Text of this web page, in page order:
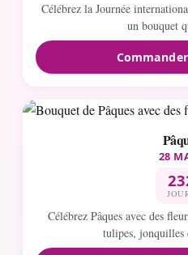
Célébrez la Journée
un bouquet
28
Célébrez Pâques avec des
tulipes, jonquilles